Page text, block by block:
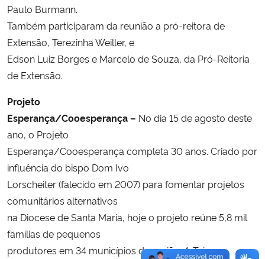
Paulo Burmann.
Também participaram da reunião a pró-reitora de
Extensão, Terezinha Weiller, e
Edson Luiz Borges e Marcelo de Souza, da Pró-Reitoria
de Extensão.
Projeto
Esperança/Cooesperança – No dia 15 de agosto deste
ano, o Projeto
Esperança/Cooesperança completa 30 anos. Criado por
influência do bispo Dom Ivo
Lorscheiter (falecido em 2007) para fomentar projetos
comunitários alternativos
na Diocese de Santa Maria, hoje o projeto reúne 5,8 mil
famílias de pequenos
produtores em 34 municípios da região. A Teia